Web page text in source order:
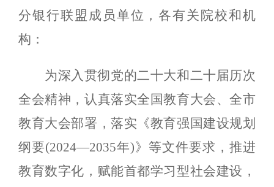
分银行联盟成员单位，各有关院校和机
构：
为深入贯彻党的二十大和二十届历次
全会精神，认真落实全国教育大会、全市
教育大会部署，落实《教育强国建设规划
纲要(2024—2035年)》等文件要求，推进
教育数字化，赋能首都学习型社会建设，